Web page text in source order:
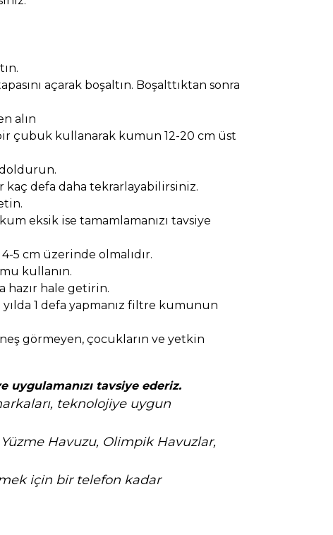
açarak boşaltın. Boşalttıktan sonra
alın
çubuk kullanarak kumun 12-20 cm üst
kaç defa daha tekrarlayabilirsiniz.
eksik ise tamamlamanızı tavsiye
5 cm üzerinde olmalıdır.
kullanın.
hazır hale getirin.
1 defa yapmanız filtre kumunun
görmeyen, çocukların ve yetkin
uygulamanızı tavsiye ederiz.
teknolojiye uygun
Havuzu, Olimpik Havuzlar,
için bir telefon kadar